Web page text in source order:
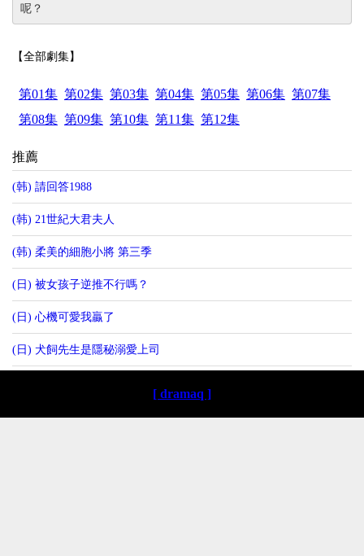
呢？
【全部劇集】
第01集 第02集 第03集 第04集 第05集 第06集 第07集
第08集 第09集 第10集 第11集 第12集
推薦
(韩) 請回答1988
(韩) 21世紀大君夫人
(韩) 柔美的細胞小將 第三季
(日) 被女孩子逆推不行嗎？
(日) 心機可愛我贏了
(日) 犬飼先生是隱秘溺愛上司
[ dramaq ]